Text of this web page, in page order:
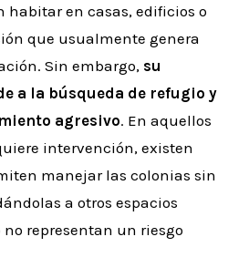
habitar en casas, edificios o
que usualmente genera
Sin embargo, su
a la búsqueda de refugio y
agresivo. En aquellos
intervención, existen
manejar las colonias sin
a otros espacios
representan un riesgo